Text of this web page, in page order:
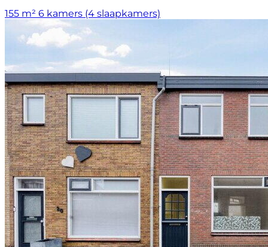
155 m² 6 kamers (4 slaapkamers)